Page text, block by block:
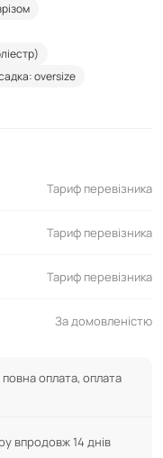
oversize
Тариф перевізника
Тариф перевізника
Тариф перевізника
За домовленістю
оплата, оплата
впродовж 14 днів